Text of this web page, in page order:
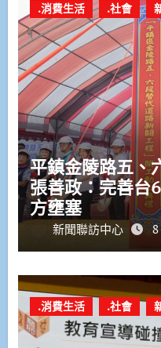
.消費生活 .社會
平鎮金陵路五
張善政：完善台
方壅塞
新聞聯訪中心 8
.消費生活 .社會